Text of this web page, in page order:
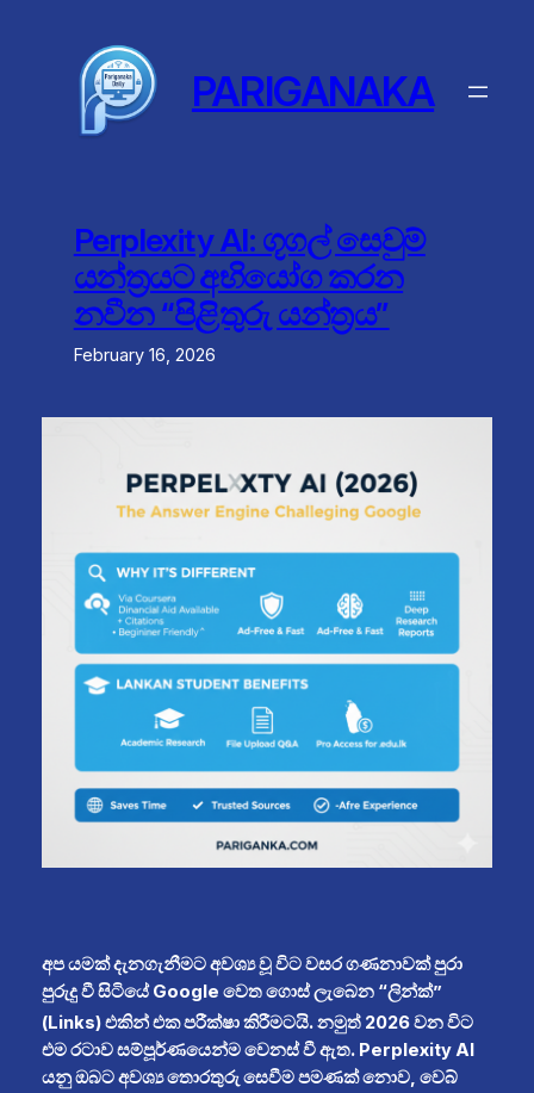
PARIGANAKA
Perplexity AI: ගූගල් සෙවුම්
යන්ත්‍රයට අභියෝග කරන
නවීන “පිළිතුරු යන්ත්‍රය”
February 16, 2026
අප යමක් දැනගැනීමට අවශ්‍ය වූ විට වසර ගණනාවක් පුරා
පුරුදු වී සිටියේ Google වෙත ගොස් ලැබෙන “ලින්ක්”
(Links) එකින් එක පරීක්ෂා කිරීමටයි.නමුත් 2026 වන විට
එම රටාව සම්පූර්ණයෙන්ම වෙනස් වී ඇත. Perplexity AI
යනු ඔබට අවශ්‍ය තොරතුරු සෙවීම පමණක් නොව, වෙබ්